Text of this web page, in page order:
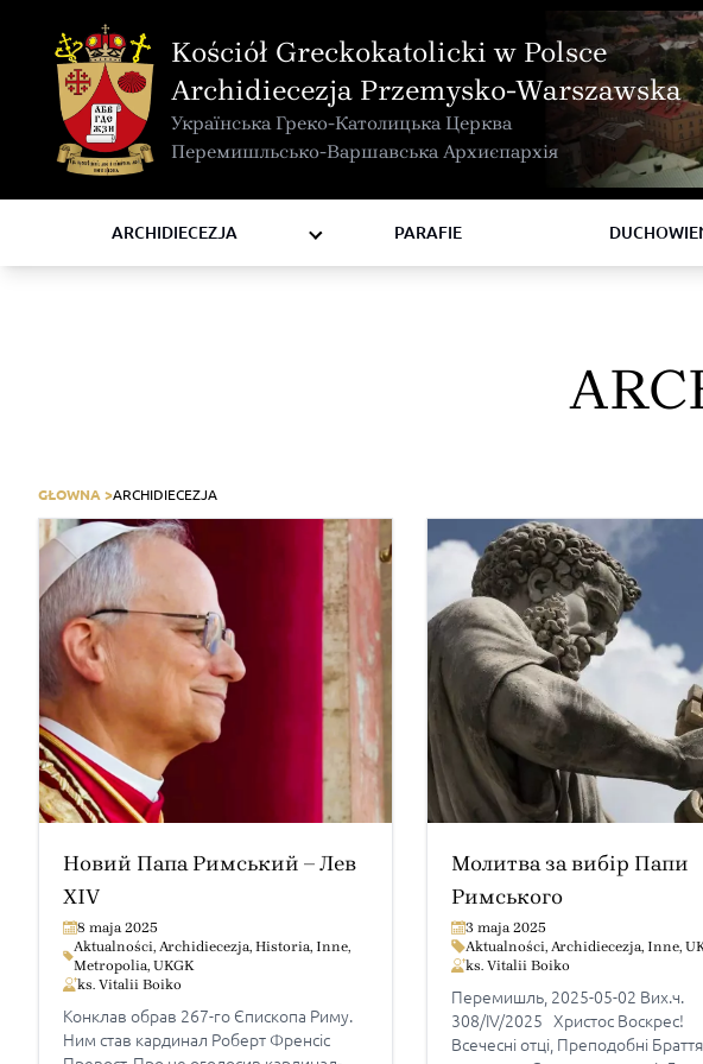
Kościół Greckokatolicki w Polsce
Archidiecezja Przemysko-Warszawska
Українська Греко-Католицька Церква
Перемишльсько-Варшавська Архиєпархія
ARCHIDIECEZJA
KURIA METROPOLITALNA
KAPITUŁA
KOMISJE I WYDZIAŁY
RADY
ZAKONY I ZGROMADZENIA
PARAFIE
BISKUPI
KSIĘŻA
GŁOWNA >ARCHIDIECEZJA
Новий Папа Римський – Лев
XIV
8 maja 2025
Aktualności, Archidiecezja, Historia, Inne,
Metropolia, UKGK
ks. Vitalii Boiko
Конклав обрав 267-го Єпископа Риму.
Ним став кардинал Роберт Френсіс
Молитва за вибір Папи
Римського
3 maja 2025
Aktualności, Archidiecezja, Inne,
ks. Vitalii Boiko
Перемишль, 2025-05-02 Вих.ч.
308/IV/2025 Христос Воскрес!
Всечесні отці, Преподобні Браття